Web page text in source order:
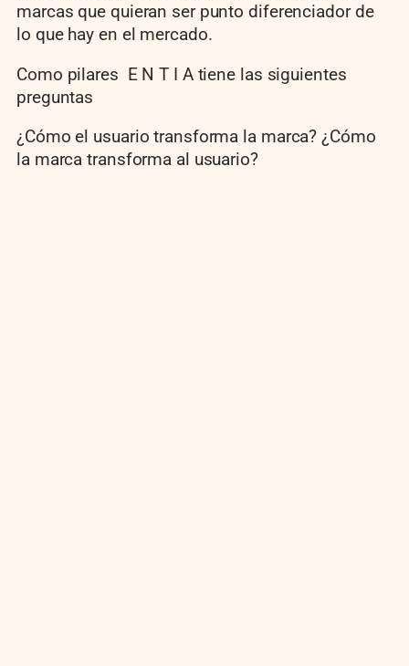
marcas que quieran ser punto diferenciador de
lo que hay en el mercado.
Como pilares E N T I A tiene las siguientes
preguntas
¿Cómo el usuario transforma la marca? ¿Cómo
la marca transforma al usuario?